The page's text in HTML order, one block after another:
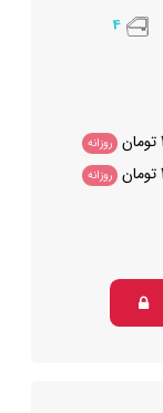
4
تومان روزانه
تومان روزانه